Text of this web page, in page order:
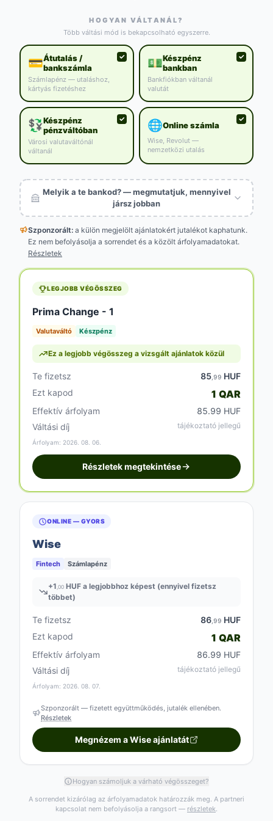
HOGYAN VÁLTANÁL?
Több váltási mód is bekapcsolható egyszerre.
💳Átutalás /
bankszámla
Számlapénz — utaláshoz,
kártyás fizetéshez
💵Készpénz
bankban
Bankfiókban váltanál
valutát
💱Készpénz
pénzváltóban
Városi valutaváltónál
váltanál
🌐Online számla
Wise, Revolut —
nemzetközi utalás
Melyik a te bankod? — megmutatjuk, mennyivel
jársz jobban
Szponzorált: a külön megjelölt ajánlatokért jutalékot kaphatunk.
Ez nem befolyásolja a sorrendet és a közölt árfolyamadatokat.
Részletek
LEGJOBB VÉGÖSSZEG
Prima Change - 1
Valutaváltó Készpénz
Ez a legjobb végösszeg a vizsgált ajánlatok közül
Te fizetsz 85 ,99 HUF
Ezt kapod
1 QAR
Effektív árfolyam
85.99 HUF
Váltási díj
tájékoztató jellegű
Árfolyam: 2026. 08. 06.
Részletek megtekintése
ONLINE — GYORS
Wise
Fintech Számlapénz
+1 ,00 HUF a legjobbhoz képest (ennyivel fizetsz
többet)
Te fizetsz 86 ,99 HUF
Ezt kapod
1 QAR
Effektív árfolyam
86.99 HUF
Váltási díj
tájékoztató jellegű
Árfolyam: 2026. 08. 07.
Szponzorált — fizetett együttműködés, jutalék ellenében.
Részletek
Megnézem a Wise ajánlatát
Hogyan számoljuk a várható végösszeget?
A sorrendet kizárólag az árfolyamadatok határozzák meg. A partneri
kapcsolat nem befolyásolja a rangsort — részletek.